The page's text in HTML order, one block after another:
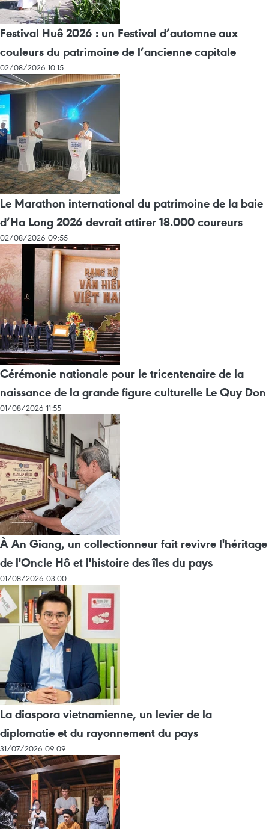
Festival Huê 2026 : un Festival d’automne aux
couleurs du patrimoine de l’ancienne capitale
02/08/2026 10:15
Le Marathon international du patrimoine de la baie
d’Ha Long 2026 devrait attirer 18.000 coureurs
02/08/2026 09:55
Cérémonie nationale pour le tricentenaire de la
naissance de la grande figure culturelle Le Quy Don
01/08/2026 11:55
À An Giang, un collectionneur fait revivre l'héritage
de l'Oncle Hô et l'histoire des îles du pays
01/08/2026 03:00
La diaspora vietnamienne, un levier de la
diplomatie et du rayonnement du pays
31/07/2026 09:09